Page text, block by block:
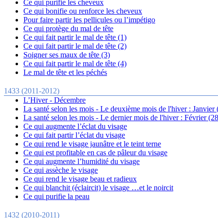
Ce qui purifie les cheveux
Ce qui bonifie ou renforce les cheveux
Pour faire partir les pellicules ou l’impétigo
Ce qui protège du mal de tête
Ce qui fait partir le mal de tête (1)
Ce qui fait partir le mal de tête (2)
Soigner ses maux de tête (3)
Ce qui fait partir le mal de tête (4)
Le mal de tête et les péchés
1433 (2011-2012)
L’Hiver - Décembre
La santé selon les mois - Le deuxième mois de l'hiver : Janvier
La santé selon les mois - Le dernier mois de l'hiver : Février
Ce qui augmente l’éclat du visage
Ce qui fait partir l’éclat du visage
Ce qui rend le visage jaunâtre et le teint terne
Ce qui est profitable en cas de pâleur du visage
Ce qui augmente l’humidité du visage
Ce qui assèche le visage
Ce qui rend le visage beau et radieux
Ce qui blanchit (éclaircit) le visage …et le noircit
Ce qui purifie la peau
1432 (2010-2011)